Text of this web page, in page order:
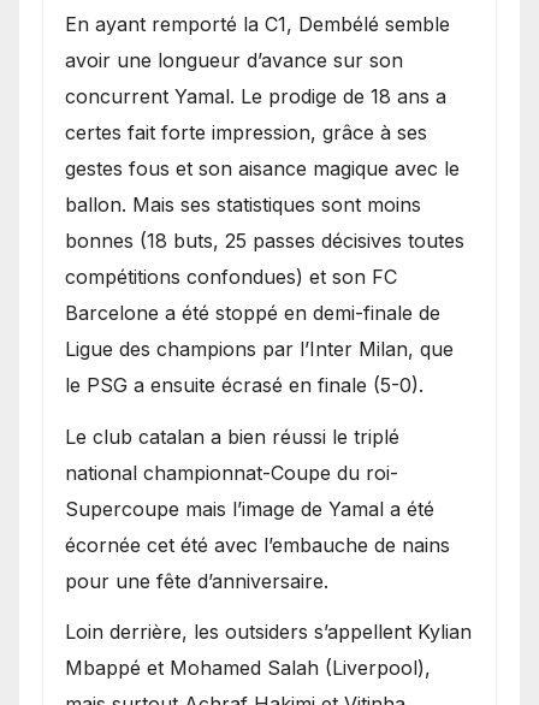
En ayant remporté la C1, Dembélé semble
avoir une longueur d’avance sur son
concurrent Yamal. Le prodige de 18 ans a
certes fait forte impression, grâce à ses
gestes fous et son aisance magique avec le
ballon. Mais ses statistiques sont moins
bonnes (18 buts, 25 passes décisives toutes
compétitions confondues) et son FC
Barcelone a été stoppé en demi-finale de
Ligue des champions par l’Inter Milan, que
le PSG a ensuite écrasé en finale (5-0).
Le club catalan a bien réussi le triplé
national championnat-Coupe du roi-
Supercoupe mais l’image de Yamal a été
écornée cet été avec l’embauche de nains
pour une fête d’anniversaire.
Loin derrière, les outsiders s’appellent Kylian
Mbappé et Mohamed Salah (Liverpool),